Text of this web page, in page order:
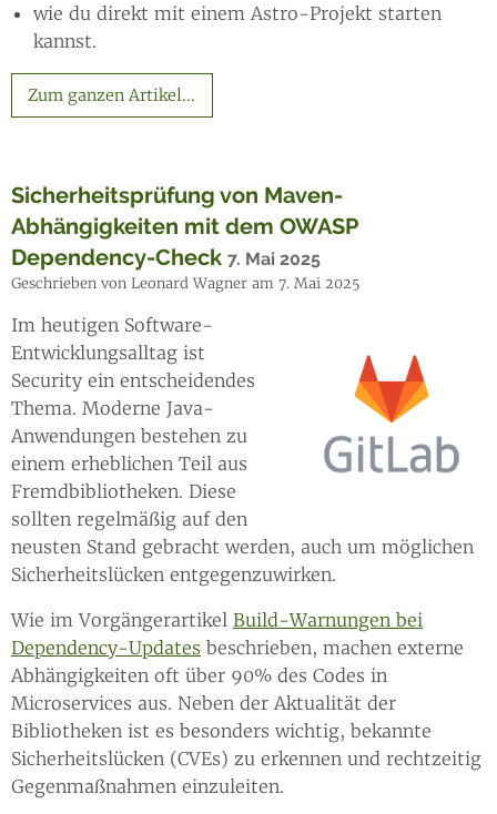
wie du direkt mit einem Astro-Projekt starten
kannst.
Zum ganzen Artikel...
Sicherheitsprüfung von Maven-
Abhängigkeiten mit dem OWASP
Dependency-Check 7. Mai 2025
Geschrieben von Leonard Wagner am 7. Mai 2025
Im heutigen Software-
Entwicklungsalltag ist
Security ein entscheidendes
Thema. Moderne Java-
Anwendungen bestehen zu
einem erheblichen Teil aus
Fremdbibliotheken. Diese
sollten regelmäßig auf den
neusten Stand gebracht werden, auch um möglichen
Sicherheitslücken entgegenzuwirken.
Wie im Vorgängerartikel Build-Warnungen bei
Dependency-Updates beschrieben, machen externe
Abhängigkeiten oft über 90% des Codes in
Microservices aus. Neben der Aktualität der
Bibliotheken ist es besonders wichtig, bekannte
Sicherheitslücken (CVEs) zu erkennen und rechtzeitig
Gegenmaßnahmen einzuleiten.